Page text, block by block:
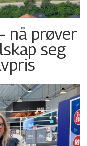
nå prøver
seg